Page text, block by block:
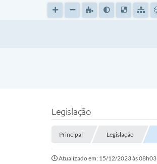
Legislação
Principal Legislação
Atualizado em: 15/12/2023 às 08h03